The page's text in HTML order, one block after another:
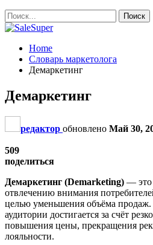
Home
Словарь маркетолога
Демаркетинг
Демаркетинг
редактор обновлено Май 30,
509
поделиться
Демаркетинг (Demarketing) — это
отвлечению внимания
целью уменьшения объёма
аудитории достигается за счёт
повышения цены, прекращения
лояльности.